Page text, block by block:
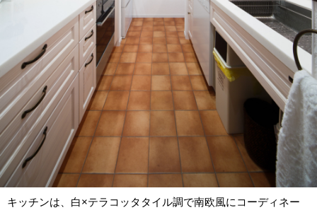
キッチンは、白×テラコッタタイル調で南欧風にコーディネー